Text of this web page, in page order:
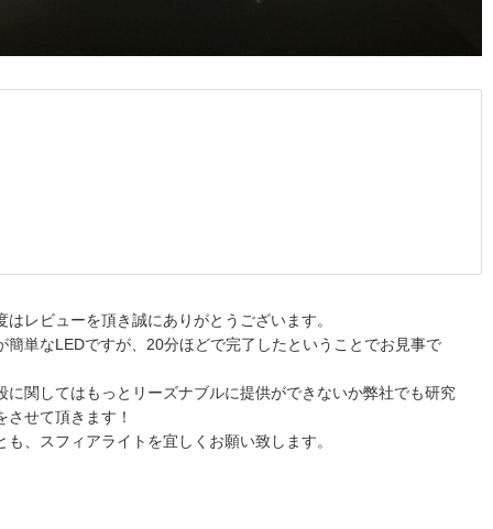
はレビューを頂き誠にありがとうございます。
簡単なLEDですが、20分ほどで完了したということでお見事で
に関してはもっとリーズナブルに提供ができないか弊社でも研究
させて頂きます！
も、スフィアライトを宜しくお願い致します。